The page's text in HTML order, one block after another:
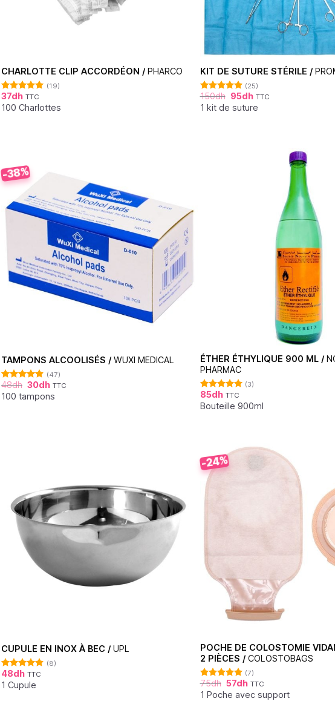
CHARLOTTE CLIP ACCORDÉON / PHARCO
Note4.95
sur 5
(19)
37dh TTC
100 Charlottes
KIT DE SUTURE STÉRILE /
Note4.92
sur 5
(25)
150dh 95dh TTC
1 kit de suture
-38%
TAMPONS ALCOOLISÉS / WUXI MEDICAL
Note4.87
sur 5
(47)
48dh 30dh TTC
100 tampons
ÉTHER ÉTHYLIQUE 900 ML /
PHARMAC
Note5.00
sur 5
(3)
85dh TTC
Bouteille 900ml
CUPULE EN INOX À BEC / UPL
Note4.88
sur 5
(8)
48dh TTC
1 Cupule
-24%
POCHE DE COLOSTOMIE
2 PIÈCES / COLOSTOBAGS
Note5.00
sur 5
(7)
75dh 57dh TTC
1 Poche avec support